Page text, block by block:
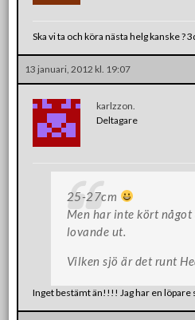
Ska vi ta och köra nästa helg kanske ?
13 januari, 2012 kl. 19:07
karlzzon.
Deltagare
25-27cm
Men har inte kört något
lovande ut.
Vilken sjö är det runt
Inget bestämt än!!!! Jag har en löpare